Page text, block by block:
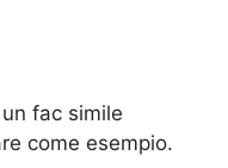
fac simile
come esempio.